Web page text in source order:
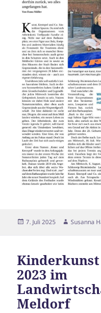
Veröffentlicht
7. Juli 2025 Autor
Susanna
2023 im
Meldorf